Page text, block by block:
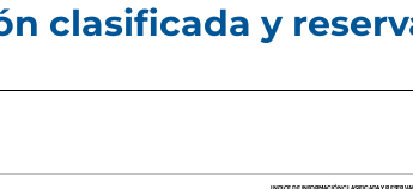
clasificada y